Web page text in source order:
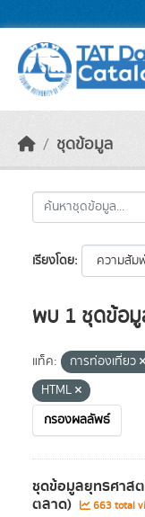
ชุดข้อมูล
เรียงโดย
พบ 1 ชุดข้อ
แท็ค: การท่องเที่ยว
HTML
กรองผลลัพธ์
ชุดข้อมูลยุทธศาส
ตลาด) 663 total